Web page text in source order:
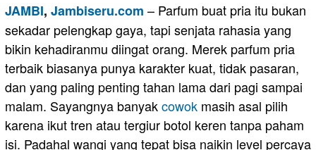
JAMBI, Jambiseru.com – Parfum buat pria itu bukan
sekadar pelengkap gaya, tapi senjata rahasia yang
bikin kehadiranmu diingat orang. Merek parfum pria
terbaik biasanya punya karakter kuat, tidak pasaran,
dan yang paling penting tahan lama dari pagi sampai
malam. Sayangnya banyakcowok masih asal pilih
karena ikut tren atau tergiur botol keren tanpa paham
isi. Padahal wangi yang tepat bisa naikin level percaya